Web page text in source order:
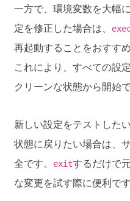
一方で、環境変数を大幅
定を修正した場合は、
再起動することをおすすめ
これにより、すべての設
クリーンな状態から開始で
新しい設定をテストした
状態に戻りたい場合は、
全です。
exitするだけで
な変更を試す際に便利です